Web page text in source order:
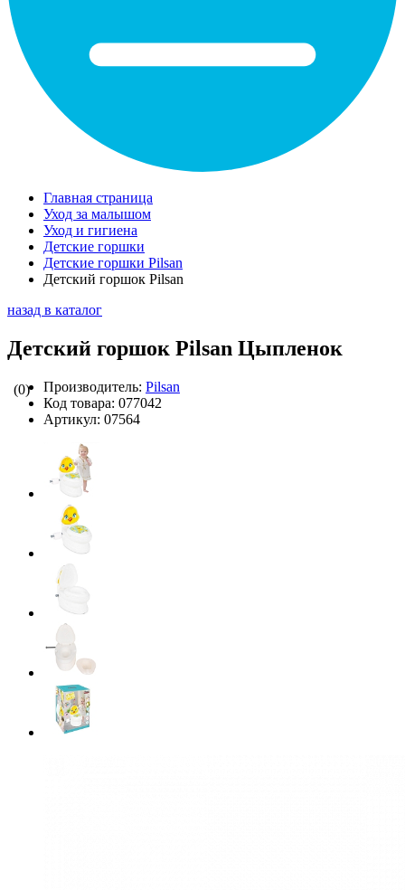
Главная страница
Уход за малышом
Уход и гигиена
Детские горшки
Детские горшки Pilsan
Детский горшок Pilsan
назад в каталог
Детский горшок Pilsan Цыпленок
(0) Производитель: Pilsan
Код товара: 077042
Артикул: 07564